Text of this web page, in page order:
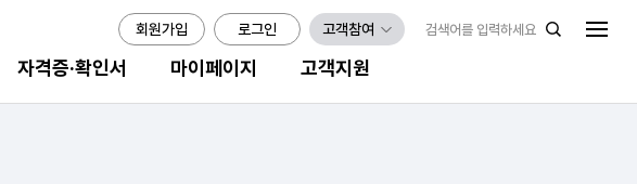
자격증·확인서 마이페이지 고객지원
회원가입 로그인 고객참여